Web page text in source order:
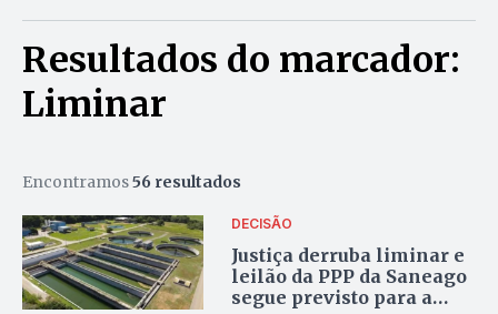
Resultados do marcador:
Liminar
Encontramos56 resultados
DECISÃO
Justiça derruba liminar e
leilão da PPP da Saneago
segue previsto para a